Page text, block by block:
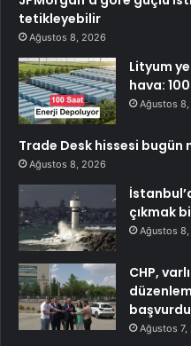
tetikleyebilir
Ağustos 8, 2026
Lityum
hava:
Ağustos
Trade Desk hissesi bugün
Ağustos 8, 2026
çıkmak
Ağustos
CHP,
başvurdu
Ağustos 7,